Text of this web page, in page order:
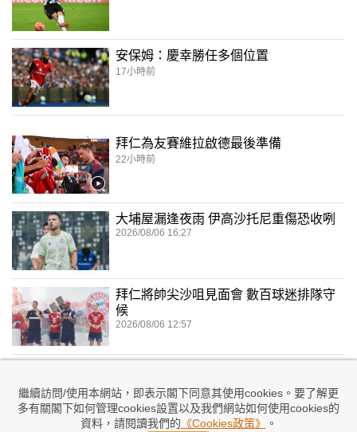
繼續訪問/使用本網站，即表示閣下同意其使用cookies。要了解更
多有關閣下如何管理cookies設置以及我們網站如何使用cookies的
資料，請閱讀我們的 《Cookies政策》 。
安保姆：慶幸勝任多個位置
17小時前
拜仁為友賽維拉啟德最後準備
22小時前
大埔屋漏逢夜雨 伊高沙托尼重傷恐收咧
2026/08/06 16:27
拜仁將帥尖沙咀見面會 數百球迷排隊守
候
2026/08/06 12:57